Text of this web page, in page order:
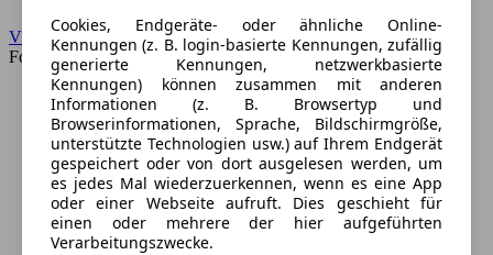
VW
Forum
Cookies, Endgeräte- oder ähnliche Online-
Kennungen (z. B. login-basierte Kennungen, zufällig
generierte Kennungen, netzwerkbasierte
Kennungen) können zusammen mit anderen
Informationen (z. B. Browsertyp und
Browserinformationen, Sprache, Bildschirmgröße,
unterstützte Technologien usw.) auf Ihrem Endgerät
gespeichert oder von dort ausgelesen werden, um
es jedes Mal wiederzuerkennen, wenn es eine App
oder einer Webseite aufruft. Dies geschieht für
einen oder mehrere der hier aufgeführten
Verarbeitungszwecke.